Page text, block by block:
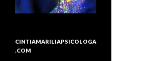
CINTIAMARILIAPSICOLOGA
.COM